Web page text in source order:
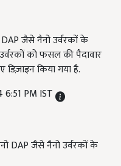
जैसे नैनो उर्वरकों के
को फसल की पैदावार
डिज़ाइन किया गया है.
PM IST